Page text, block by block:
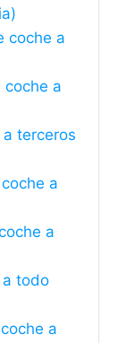
coche a
coche a
terceros
a
a
a todo
a